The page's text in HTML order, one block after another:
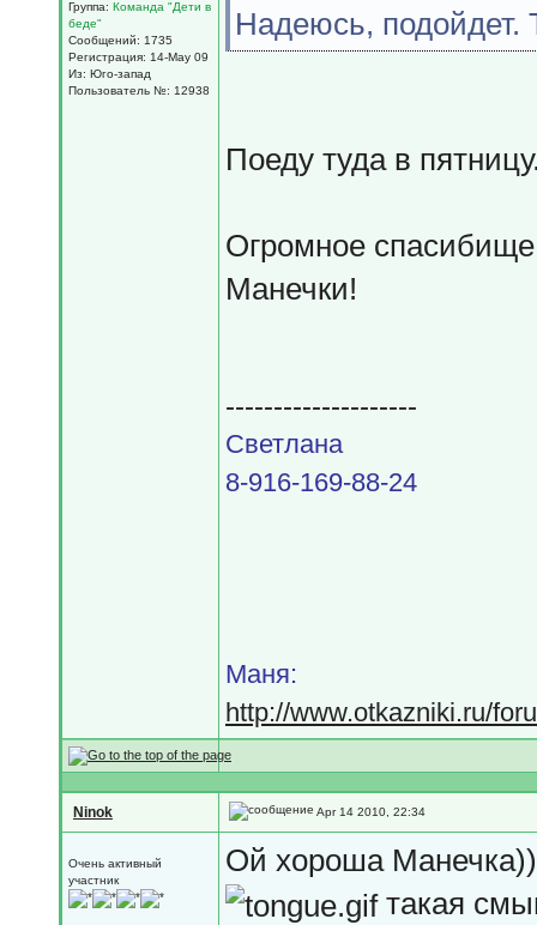
Группа: Команда "Дети в
беде"
Сообщений: 1735
Регистрация: 14-May 09
Из: Юго-запад
Пользователь №: 12938
Надеюсь, подойдет.
Поеду туда в
Огромное
Манечки!
--------------------
Светлана
8-916-169-88-24
Маня:
http://www.otkazniki.ru/
Ninok Apr 14 2010, 22:34
Очень активный
участник
Ой хороша
такая